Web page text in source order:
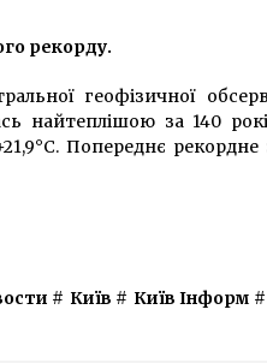
Большой
9 років ago
рекорду.
геофізичної
найтеплішою за 140
Попереднє
# Київ # Київ Інформ #